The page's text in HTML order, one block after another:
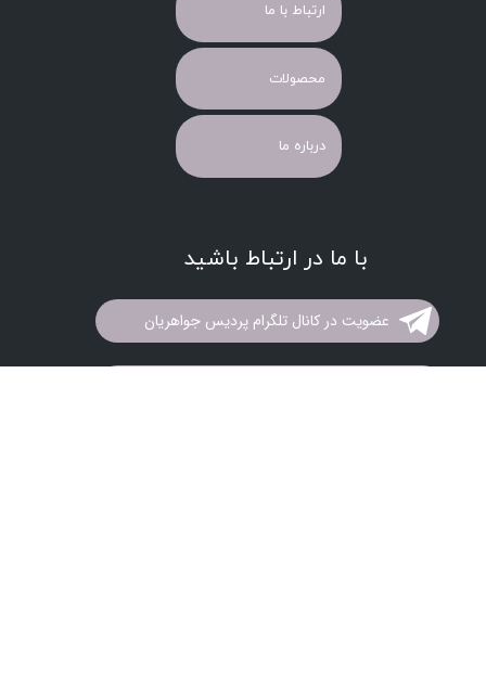
ارتباط با ما
محصولات
درباره ما
با ما در ارتباط باشید
عضویت در کانال تلگرام پردیس جواهریان